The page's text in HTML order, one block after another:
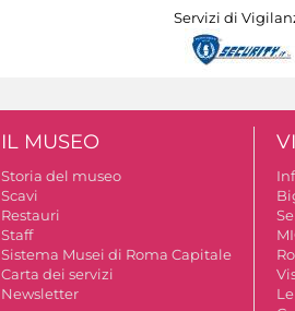
Servizi di
IL MUSEO
Storia del museo
Scavi
Restauri
Staff
Sistema Musei di Roma Capitale
Carta dei servizi
Newsletter